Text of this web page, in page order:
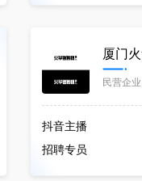
民营企业
抖音主播
招聘专员